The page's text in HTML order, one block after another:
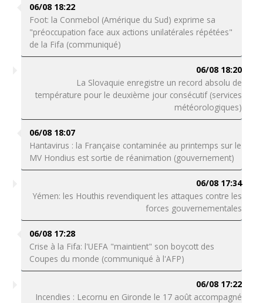
06/08 18:22
Foot: la Conmebol (Amérique du Sud) exprime sa
"préoccupation face aux actions unilatérales répétées"
de la Fifa (communiqué)
06/08 18:20
La Slovaquie enregistre un record absolu de
température pour le deuxième jour consécutif (services
météorologiques)
06/08 18:07
Hantavirus : la Française contaminée au printemps sur le
MV Hondius est sortie de réanimation (gouvernement)
06/08 17:34
Yémen: les Houthis revendiquent les attaques contre les
forces gouvernementales
06/08 17:28
Crise à la Fifa: l'UEFA "maintient" son boycott des
Coupes du monde (communiqué à l'AFP)
06/08 17:22
Incendies : Lecornu en Gironde le 17 août accompagné